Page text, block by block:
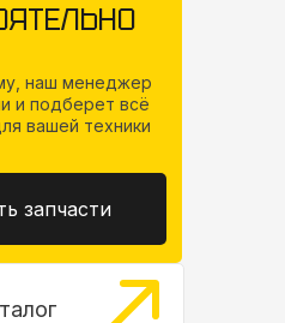
наш менеджер
и подберет всё
вашей техники
запчасти